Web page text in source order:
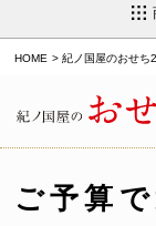
HOME 紀ノ国屋のおせち
ご予算